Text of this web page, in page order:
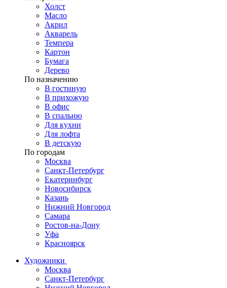
Холст
Масло
Акрил
Акварель
Темпера
Картон
Бумага
Дерево
По назначению
В гостиную
В прихожую
В офис
В спальню
Для кухни
Для лофта
В детскую
По городам
Москва
Санкт-Петербург
Екатеринбург
Новосибирск
Казань
Нижний Новгород
Самара
Ростов-на-Дону
Уфа
Красноярск
Художники
Москва
Санкт-Петербург